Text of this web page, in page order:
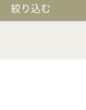
絞り込む